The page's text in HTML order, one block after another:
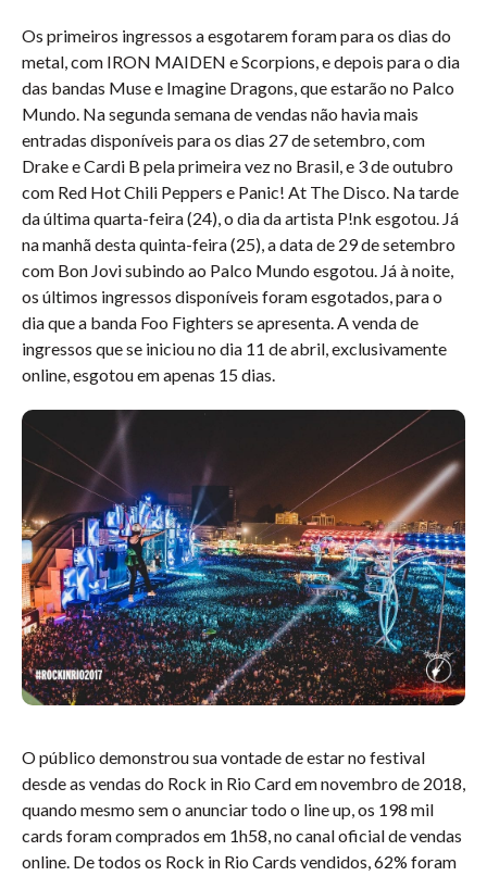
Os primeiros ingressos a esgotarem foram para os dias do
metal, com IRON MAIDEN e Scorpions, e depois para o dia
das bandas Muse e Imagine Dragons, que estarão no Palco
Mundo. Na segunda semana de vendas não havia mais
entradas disponíveis para os dias 27 de setembro, com
Drake e Cardi B pela primeira vez no Brasil, e 3 de outubro
com Red Hot Chili Peppers e Panic! At The Disco. Na tarde
da última quarta-feira (24), o dia da artista P!nk esgotou. Já
na manhã desta quinta-feira (25), a data de 29 de setembro
com Bon Jovi subindo ao Palco Mundo esgotou. Já à noite,
os últimos ingressos disponíveis foram esgotados, para o
dia que a banda Foo Fighters se apresenta. A venda de
ingressos que se iniciou no dia 11 de abril, exclusivamente
online, esgotou em apenas 15 dias.
O público demonstrou sua vontade de estar no festival
desde as vendas do Rock in Rio Card em novembro de 2018,
quando mesmo sem o anunciar todo o line up, os 198 mil
cards foram comprados em 1h58, no canal oficial de vendas
online. De todos os Rock in Rio Cards vendidos, 62% foram